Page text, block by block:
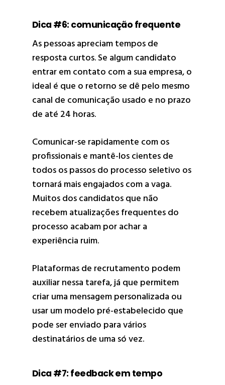
Dica #6: comunicação frequente
As pessoas apreciam tempos de
resposta curtos. Se algum candidato
entrar em contato com a sua empresa, o
ideal é que o retorno se dê pelo mesmo
canal de comunicação usado e no prazo
de até 24 horas.
Comunicar-se rapidamente com os
profissionais e mantê-los cientes de
todos os passos do processo seletivo os
tornará mais engajados com a vaga.
Muitos dos candidatos que não
recebem atualizações frequentes do
processo acabam por achar a
experiência ruim.
Plataformas de recrutamento podem
auxiliar nessa tarefa, já que permitem
criar uma mensagem personalizada ou
usar um modelo pré-estabelecido que
pode ser enviado para vários
destinatários de uma só vez.
Dica #7: feedback em tempo